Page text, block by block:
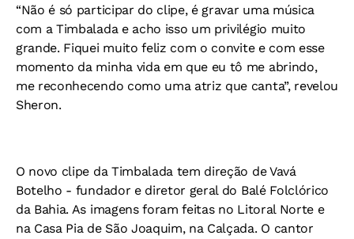
“Não é só participar do clipe, é gravar uma música
com a Timbalada e acho isso um privilégio muito
grande. Fiquei muito feliz com o convite e com esse
momento da minha vida em que eu tô me abrindo,
me reconhecendo como uma atriz que canta”, revelou
Sheron.
O novo clipe da Timbalada tem direção de Vavá
Botelho - fundador e diretor geral do Balé Folclórico
da Bahia. As imagens foram feitas no Litoral Norte e
na Casa Pia de São Joaquim, na Calçada. O cantor